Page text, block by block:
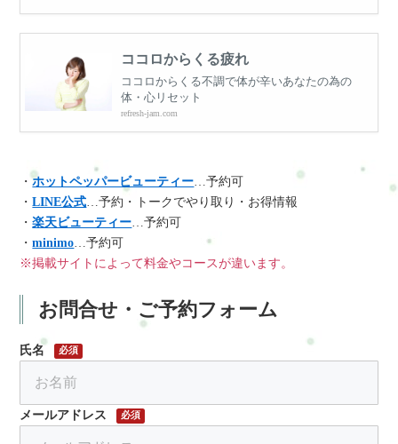
ココロからくる疲れ
ココロからくる不調で体が辛いあなたの為の
体・心リセット
refresh-jam.com
・ホットペッパービューティー …予約可
・LINE公式 …予約・トークでやり取り・お得情報
・楽天ビューティー …予約可
・minimo …予約可
※掲載サイトによって料金やコースが違います。
お問合せ・ご予約フォーム
氏名 必須
メールアドレス 必須